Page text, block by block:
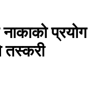
नाकाको प्रयोग
तस्करी